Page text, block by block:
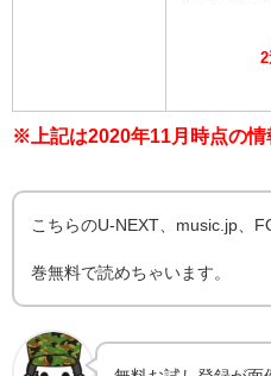
2
※上記は2020年11月時点の情
こちらのU-NEXT、music.jp、
巻無料で読めちゃいます。